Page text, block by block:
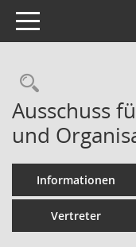
Toggle navigation
Ausschuss
und
Informationen
Vertreter